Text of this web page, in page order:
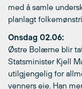
med å samle
planlagt
Onsdag 02.06:
Østre Bolærne blir
Statsminister Kjell
utilgjengelig for
venners eie. Han